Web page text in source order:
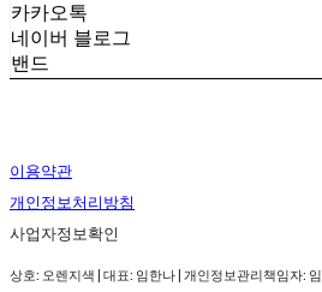
카카오톡
네이버 블로그
밴드
이용약관
개인정보처리방침
사업자정보확인
상호: 오렌지색 | 대표: 임한나 | 개인정보관리책임자: